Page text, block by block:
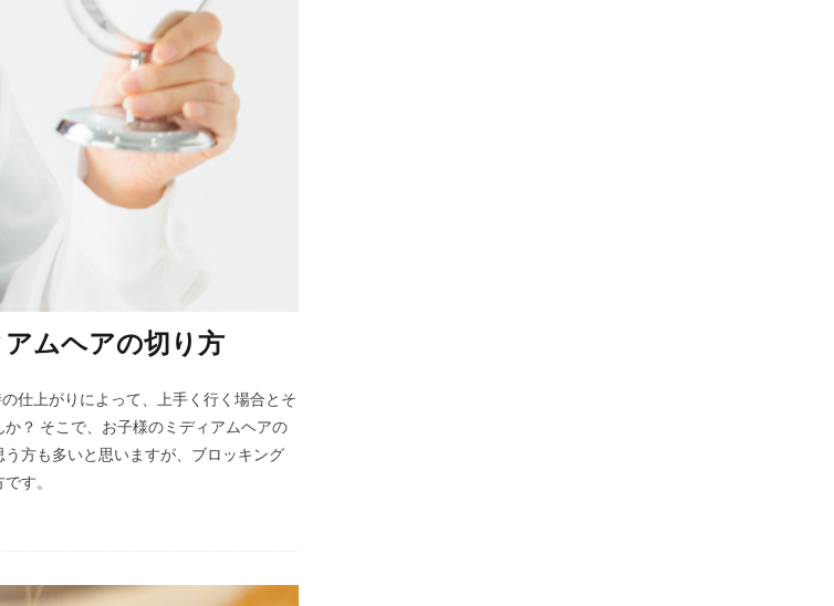
ムヘアの切り方
仕上がりによって、上手く行く場合とそ
？ そこで、お子様のミディアムヘアの
方も多いと思いますが、ブロッキング
す。